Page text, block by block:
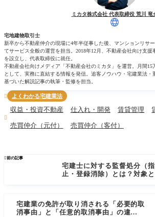
ミカタ株式会社 代表取締役 荒川 竜
宅地建物取引士
新卒から不動産仲介の現場に4年半従事した後、マンションリサ
てサービス全般の運営を担当。2018年12月、不動産会社向け支
を設立し、代表取締役に就任。
不動産会社向けメディア「不動産会社のミカタ」を運営。月間15
として、実務に直結する情報を発信。追客ノウハウ・宅建業法・
基づいた解説記事の執筆・監修を担当。
 よくわかる宅建業法

収益・投資不動産 仕入れ・開発 賃貸管理
売買仲介（元付） 売買仲介（客付）
前の記事
宅建士に対する監督処分（
止・登録消除）とは？対象
宅建業の免許が取り消される「必要的取
消事由」と「任意的取消事由」の違いと